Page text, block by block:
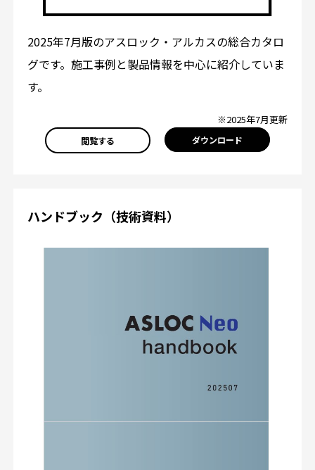
2025年7月版のアスロック・アルカスの総合カタロ
グです。施工事例と製品情報を中心に紹介していま
す。
※2025年7月更新
閲覧する ダウンロード
ハンドブック（技術資料）